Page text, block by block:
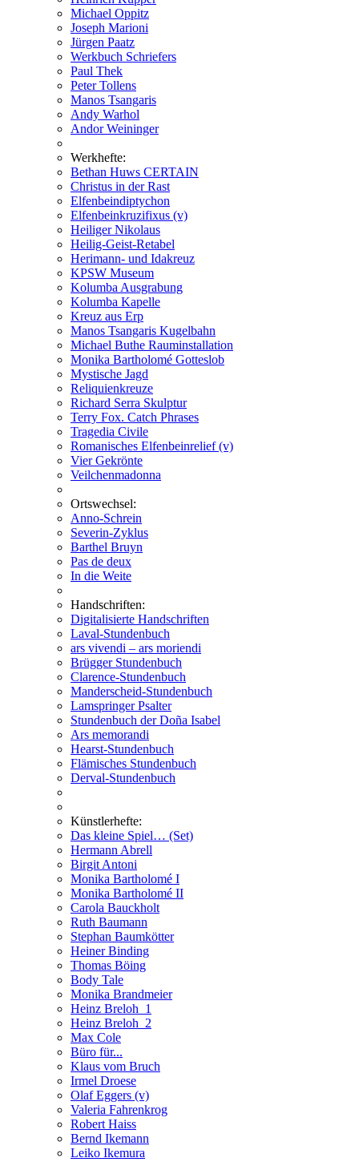
Michael Oppitz
Joseph Marioni
Jürgen Paatz
Werkbuch Schriefers
Paul Thek
Peter Tollens
Manos Tsangaris
Andy Warhol
Andor Weininger
Werkhefte:
Bethan Huws CERTAIN
Christus in der Rast
Elfenbeindiptychon
Elfenbeinkruzifixus (v)
Heiliger Nikolaus
Heilig-Geist-Retabel
Herimann- und Idakreuz
KPSW Museum
Kolumba Ausgrabung
Kolumba Kapelle
Kreuz aus Erp
Manos Tsangaris Kugelbahn
Michael Buthe Rauminstallation
Monika Bartholomé Gotteslob
Mystische Jagd
Reliquienkreuze
Richard Serra Skulptur
Terry Fox. Catch Phrases
Tragedia Civile
Romanisches Elfenbeinrelief (v)
Vier Gekrönte
Veilchenmadonna
Ortswechsel:
Anno-Schrein
Severin-Zyklus
Barthel Bruyn
Pas de deux
In die Weite
Handschriften:
Digitalisierte Handschriften
Laval-Stundenbuch
ars vivendi – ars moriendi
Brügger Stundenbuch
Clarence-Stundenbuch
Manderscheid-Stundenbuch
Lamspringer Psalter
Stundenbuch der Doña Isabel
Ars memorandi
Hearst-Stundenbuch
Flämisches Stundenbuch
Derval-Stundenbuch
Künstlerhefte:
Das kleine Spiel… (Set)
Hermann Abrell
Birgit Antoni
Monika Bartholomé I
Monika Bartholomé II
Carola Bauckholt
Ruth Baumann
Stephan Baumkötter
Heiner Binding
Thomas Böing
Body Tale
Monika Brandmeier
Heinz Breloh_1
Heinz Breloh_2
Max Cole
Büro für...
Klaus vom Bruch
Irmel Droese
Olaf Eggers (v)
Valeria Fahrenkrog
Robert Haiss
Bernd Ikemann
Leiko Ikemura